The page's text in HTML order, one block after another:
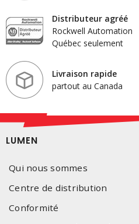
Distributeur agréé
Rockwell Automation
Québec seulement
Livraison rapide
partout au Canada
LUMEN
Qui nous sommes
Centre de distribution
Conformité